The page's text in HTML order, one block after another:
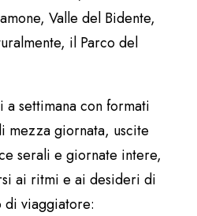
Valle del Bidente,
il Parco del
a settimana con formati
mezza giornata, uscite
serali e giornate intere,
ai ritmi e ai desideri di
viaggiatore: